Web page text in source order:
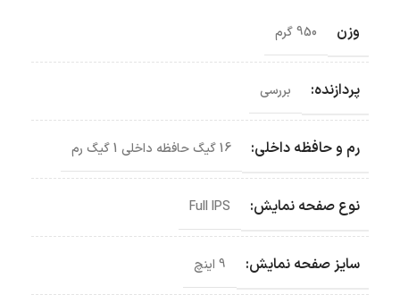
وزن 950 گرم
پردازنده: بررسی
رم و حافظه داخلی: 16 گیگ حافظه داخلی 1 گیگ رم
نوع صفحه نمایش: Full IPS
سایز صفحه نمایش: 9 اینچ